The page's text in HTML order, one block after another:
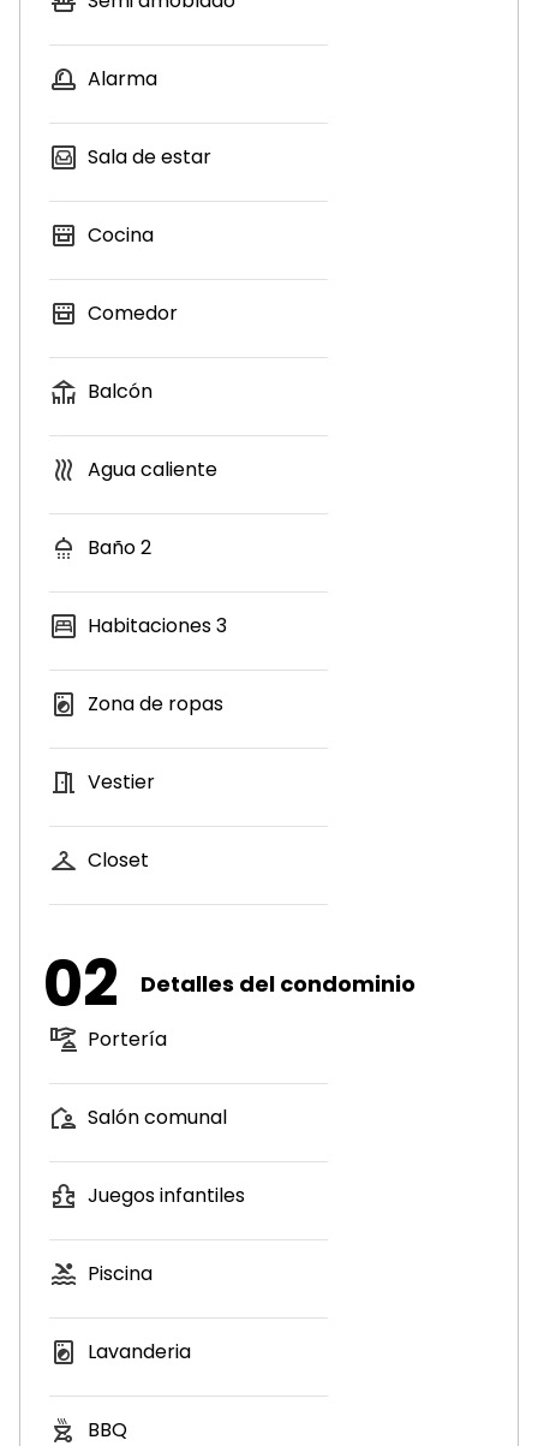
Alarma
Sala de estar
Cocina
Comedor
Balcón
Agua caliente
Baño2
Habitaciones3
Zona de ropas
Vestier
Closet
02 Detalles del condominio
Portería
Salón comunal
Juegos infantiles
Piscina
Lavanderia
BBQ